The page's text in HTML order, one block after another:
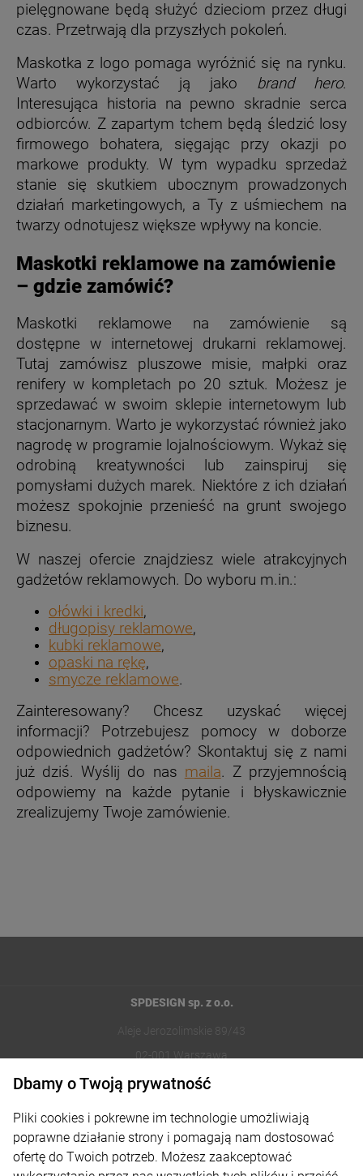
pielęgnowane będą służyć dzieciom przez długi
czas. Przetrwają dla przyszłych pokoleń.
Maskotka z logo pomaga wyróżnić się na rynku.
Warto wykorzystać ją jako brand hero.
Interesująca historia na pewno skradnie serca
odbiorców. Z zapartym tchem będą śledzić losy
firmowego bohatera, sięgając przy okazji po
markowe produkty. W tym wypadku sprzedaż
stanie się skutkiem ubocznym prowadzonych
działań marketingowych, a Ty z uśmiechem na
twarzy odnotujesz większe wpływy na koncie.
Maskotki reklamowe na zamówienie
– gdzie zamówić?
Maskotki reklamowe na zamówienie są
dostępne w internetowej drukarni reklamowej.
Tutaj zamówisz pluszowe misie, małpki oraz
renifery w kompletach po 20 sztuk. Możesz je
sprzedawać w swoim sklepie internetowym lub
stacjonarnym. Warto je wykorzystać również jako
nagrodę w programie lojalnościowym. Wykaż się
odrobiną kreatywności lub zainspiruj się
pomysłami dużych marek. Niektóre z ich działań
możesz spokojnie przenieść na grunt swojego
biznesu.
W naszej ofercie znajdziesz wiele atrakcyjnych
gadżetów reklamowych. Do wyboru m.in.:
ołówki i kredki,
długopisy reklamowe,
kubki reklamowe,
opaski na rękę,
smycze reklamowe.
Zainteresowany? Chcesz uzyskać więcej
informacji? Potrzebujesz pomocy w doborze
odpowiednich gadżetów? Skontaktuj się z nami
już dziś. Wyślij do nas maila. Z przyjemnością
odpowiemy na każde pytanie i błyskawicznie
zrealizujemy Twoje zamówienie.
SPDESIGN sp. z o.o.
Aleje Jerozolimskie 89/43
02-001 Warszawa
sklep@reklamydrukarnia.pl
Moje konto
Dbamy o Twoją prywatność
Pliki cookies i pokrewne im technologie umożliwiają
poprawne działanie strony i pomagają nam dostosować
ofertę do Twoich potrzeb. Możesz zaakceptować